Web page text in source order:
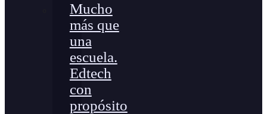
Mucho
más que
una
escuela.
Edtech
con
propósito